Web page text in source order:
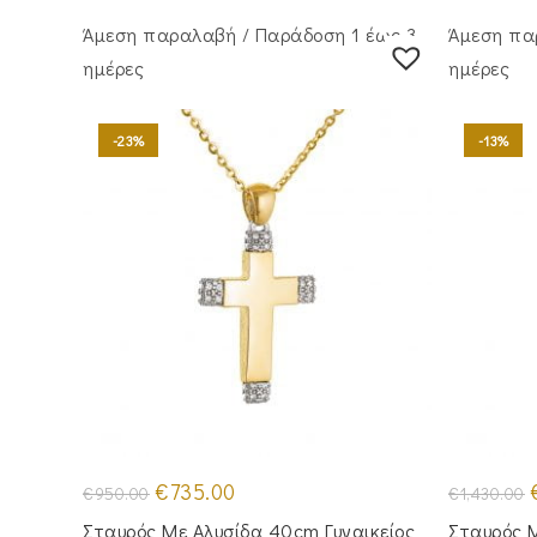
Άμεση παραλαβή / Παράδoση 1 έως 3
ημέρες
-23%
€950.00 Original
price
was:
€735.00
τιμή
Σταυρός Με Αλυσίδα 40cm Γυναικείος
Άμεση
ημέρες
-13%
€1,430.00
Σταυρός